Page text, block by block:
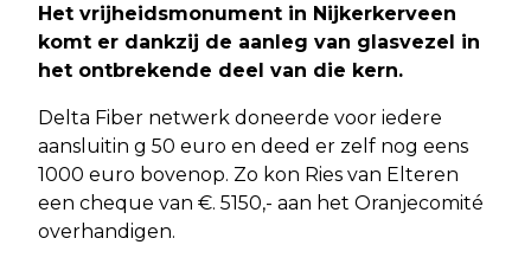
Het vrijheidsmonument in Nijkerkerveen
komt er dankzij de aanleg van glasvezel in
het ontbrekende deel van die kern.
Delta Fiber netwerk doneerde voor iedere
aansluitin g 50 euro en deed er zelf nog eens
1000 euro bovenop. Zo kon Ries van Elteren
een cheque van €. 5150,- aan het Oranjecomité
overhandigen.